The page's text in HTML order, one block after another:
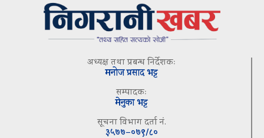
अध्यक्ष तथा प्रबन्ध निर्देशकः
मनोज प्रसाद भट्ट
सम्पादकः
मेनुका भट्ट
सूचना विभाग दर्ता नं.
३५७७–०७९/८०